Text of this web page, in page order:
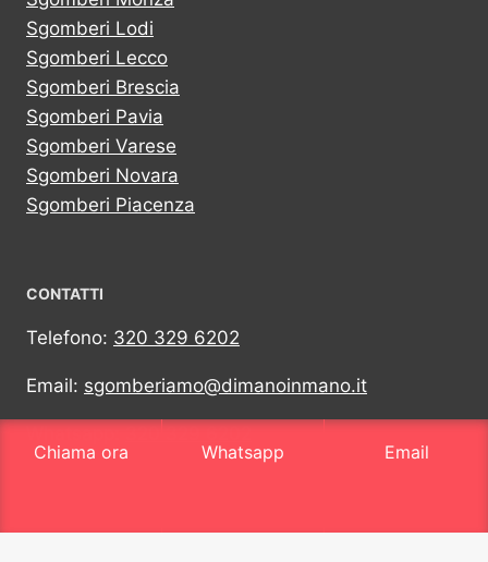
Sgomberi Lodi
Sgomberi Lecco
Sgomberi Brescia
Sgomberi Pavia
Sgomberi Varese
Sgomberi Novara
Sgomberi Piacenza
CONTATTI
Telefono: 320 329 6202
Email: sgomberiamo@dimanoinmano.it
Chiama ora
Whatsapp Email